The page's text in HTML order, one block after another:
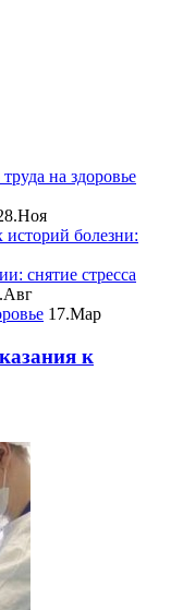
на здоровье
болезни:
снятие стресса
17.Мар
к